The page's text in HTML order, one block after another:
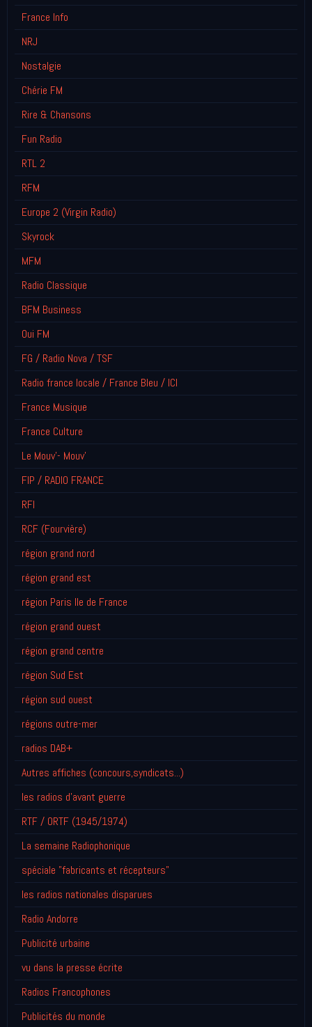
France Info
NRJ
Nostalgie
Chérie FM
Rire & Chansons
Fun Radio
RTL 2
RFM
Europe 2 (Virgin Radio)
Skyrock
MFM
Radio Classique
BFM Business
Oui FM
FG / Radio Nova / TSF
Radio france locale / France Bleu / ICI
France Musique
France Culture
Le Mouv'- Mouv'
FIP / RADIO FRANCE
RFI
RCF (Fourvière)
région grand nord
région grand est
région Paris Ile de France
région grand ouest
région grand centre
région Sud Est
région sud ouest
régions outre-mer
radios DAB+
Autres affiches (concours,syndicats...)
les radios d'avant guerre
RTF / ORTF (1945/1974)
La semaine Radiophonique
spéciale "fabricants et récepteurs"
les radios nationales disparues
Radio Andorre
Publicité urbaine
vu dans la presse écrite
Radios Francophones
Publicités du monde